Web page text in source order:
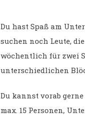
Du hast Spaß am
suchen noch Leute,
wöchentlich für zwei
unterschiedlichen
Du kannst vorab
max. 15 Personen,